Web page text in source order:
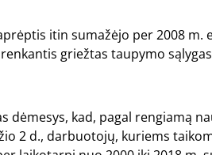
itin sumažėjo per 2008
griežtas taupymo
dėmesys, kad, pagal rengiamą
2 d., darbuotojų, kuriems